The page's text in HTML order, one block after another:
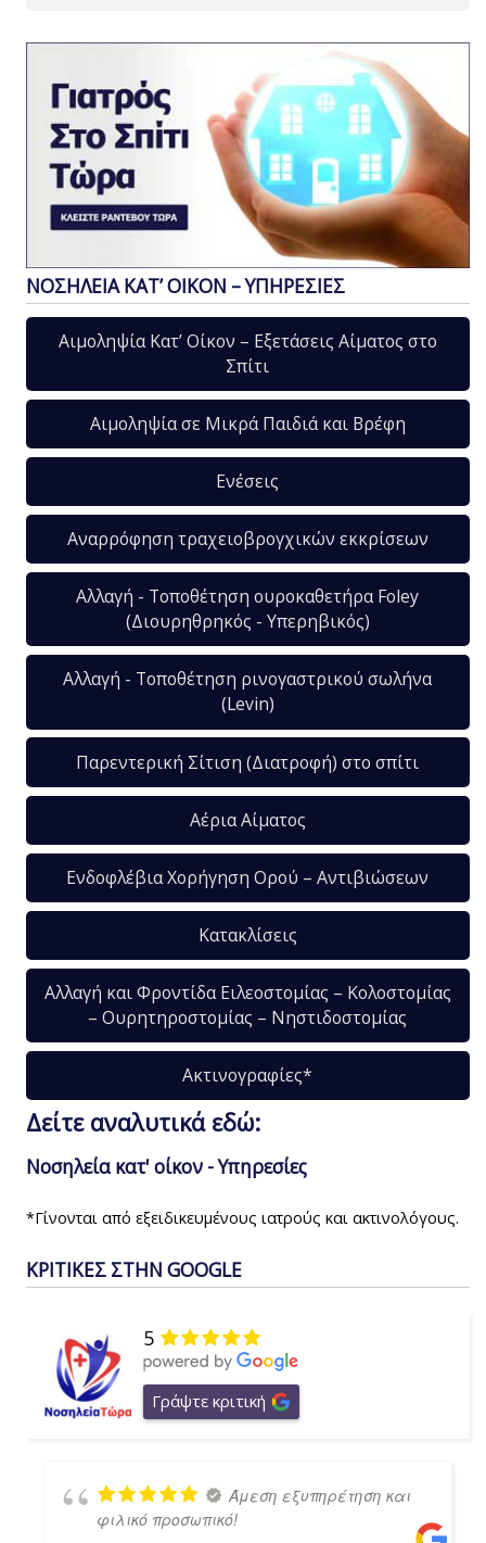
ΝΟΣΗΛΕΙΑ ΚΑΤ’ ΟΙΚΟΝ – ΥΠΗΡΕΣΙΕΣ
Αιμοληψία Κατ’ Οίκον – Εξετάσεις Αίματος στο
Σπίτι
Αιμοληψία σε Μικρά Παιδιά και Βρέφη
Ενέσεις
Αναρρόφηση τραχειοβρογχικών εκκρίσεων
Αλλαγή - Τοποθέτηση ουροκαθετήρα Foley
(Διουρηθρηκός - Υπερηβικός)
Αλλαγή - Τοποθέτηση ρινογαστρικού σωλήνα
(Levin)
Παρεντερική Σίτιση (Διατροφή) στο σπίτι
Αέρια Αίματος
Ενδοφλέβια Χορήγηση Ορού – Αντιβιώσεων
Κατακλίσεις
Αλλαγή και Φροντίδα Ειλεοστομίας – Κολοστομίας
– Ουρητηροστομίας – Νηστιδοστομίας
Ακτινογραφίες*
Δείτε αναλυτικά εδώ:
Νοσηλεία κατ' οίκον - Υπηρεσίες
*Γίνονται από εξειδικευμένους ιατρούς και ακτινολόγους.
ΚΡΙΤΙΚΕΣ ΣΤΗΝ GOOGLE
5
Γράψτε κριτική
Άμεση εξυπηρέτηση και
φιλικό προσωπικό!